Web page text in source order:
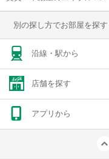
別の探し方でお部屋を探す
沿線・駅から
店舗を探す
アプリから